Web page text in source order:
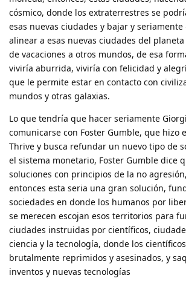
cósmico, donde los extraterrestres se
esas nuevas ciudades y bajar y
alinear a esas nuevas ciudades del
de vacaciones a otros mundos, de esa
viviría aburrida, viviría con felicidad y
que le permite estar en contacto con
mundos y otras galaxias.
Lo que tendría que hacer seriamente
comunicarse con Foster Gumble, que hizo
Thrive y busca refundar un nuevo tipo de
el sistema monetario, Foster Gumble dice
soluciones con principios de la no
entonces esta seria una gran solución,
sociedades en donde los humanos por
se merecen escojan esos territorios para
ciudades instruidas por científicos,
ciencia y la tecnología, donde los
brutalmente reprimidos y asesinados, y
inventos y nuevas tecnologías